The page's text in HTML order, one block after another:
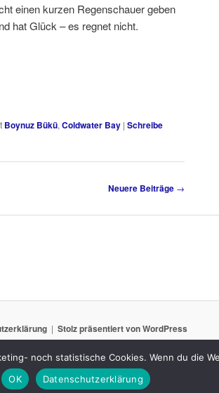
einen kurzen Regenschauer geben
hat Glück – es regnet nicht.
Boynuz Bükü,Coldwater Bay | Schreibe
Neuere Beiträge →
Stolz präsentiert von WordPress
noch statistische Cookies. Wenn du die
OK
Datenschutzerklärung